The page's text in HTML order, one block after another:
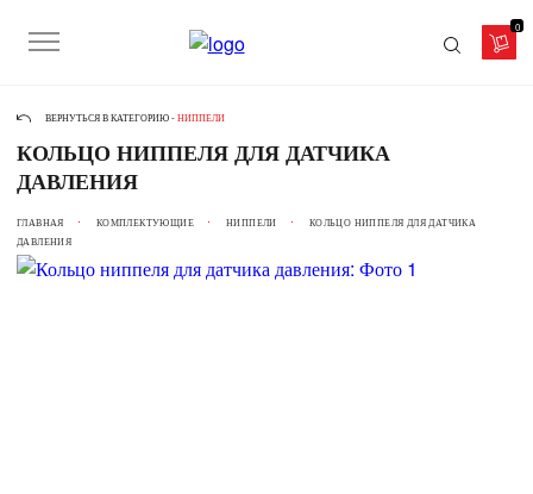
0
ВЕРНУТЬСЯ В КАТЕГОРИЮ - НИППЕЛИ
КОЛЬЦО НИППЕЛЯ ДЛЯ ДАТЧИКА
ДАВЛЕНИЯ
ГЛАВНАЯ КОМПЛЕКТУЮЩИЕ НИППЕЛИ
КОЛЬЦО НИППЕЛЯ ДЛЯ ДАТЧИКА
ДАВЛЕНИЯ